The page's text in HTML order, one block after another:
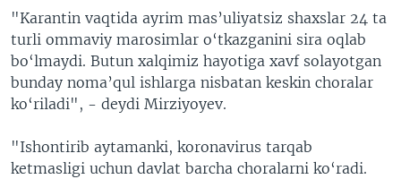
"Karantin vaqtida ayrim mas’uliyatsiz shaxslar 24 ta
turli ommaviy marosimlar o‘tkazganini sira oqlab
bo‘lmaydi. Butun xalqimiz hayotiga xavf solayotgan
bunday noma’qul ishlarga nisbatan keskin choralar
ko‘riladi", - deydi Mirziyoyev.
"Ishontirib aytamanki, koronavirus tarqab
ketmasligi uchun davlat barcha choralarni ko‘radi.